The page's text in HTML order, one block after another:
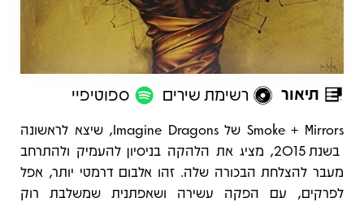
תיאור רשימת שירים ספוטיפיי
תיאור
Smoke + Mirrors של Imagine Dragons, שיצא לראשונה
בשנת 2015, מציג את הלהקה בניסיון להעמיק ולהתרחב
מעבר להצלחת הבכורה שלה. זהו אלבום דרמטי יותר, אפל
לפרקים, עם הפקה עשירה ושאפתנית שמשלבת רוק